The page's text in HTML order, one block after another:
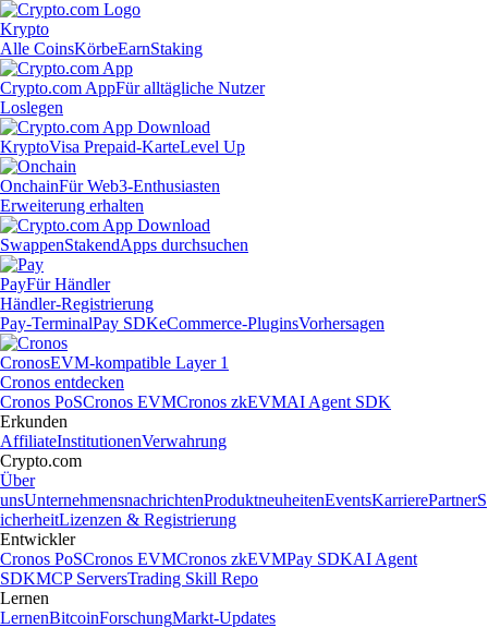
Krypto
Alle CoinsKörbeEarnStaking
Crypto.com AppFür alltägliche Nutzer
Loslegen
KryptoVisa Prepaid-KarteLevel Up
OnchainFür Web3-Enthusiasten
Erweiterung erhalten
SwappenStakendApps durchsuchen
PayFür Händler
Händler-Registrierung
Pay-TerminalPay SDKeCommerce-PluginsVorhersagen
CronosEVM-kompatible Layer 1
Cronos entdecken
Cronos PoSCronos EVMCronos zkEVMAI Agent SDK
Erkunden
AffiliateInstitutionenVerwahrung
Crypto.com
Über
unsUnternehmensnachrichtenProduktneuheitenEventsKarrierePartnerS
icherheitLizenzen & Registrierung
Entwickler
Cronos PoSCronos EVMCronos zkEVMPay SDKAI Agent
SDKMCP ServersTrading Skill Repo
Lernen
LernenBitcoinForschungMarkt-Updates